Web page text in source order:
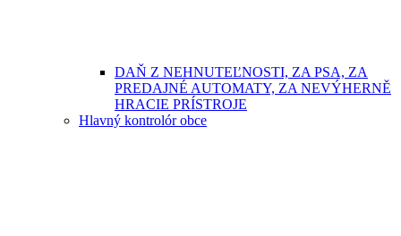
DAŇ Z NEHNUTEĽNOSTI, ZA PSA, ZA
PREDAJNÉ AUTOMATY, ZA NEVÝHERNĚ
HRACIE PRÍSTROJE
Hlavný kontrolór obce